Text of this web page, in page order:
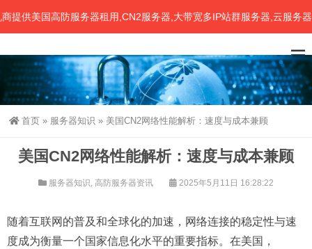
美国高防服务器租用,CN2服务器,大带宽多IP站群服务器,云服务器主
首页 » 服务器知识 » 美国CN2网络性能解析：速度与成本兼顾
美国CN2网络性能解析：速度与成本兼顾
服务器知识, 高防服务器资讯 2025年5月11日 16:28:22
随着互联网的普及和全球化的加速，网络连接的稳定性与速
度成为衡量一个国家信息化水平的重要指标。在美国，